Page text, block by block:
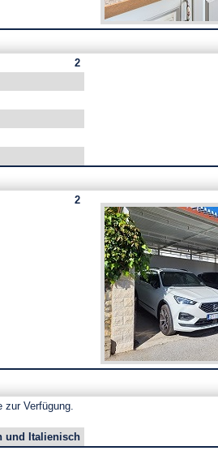
2
2
zur Verfügung.
und Italienisch